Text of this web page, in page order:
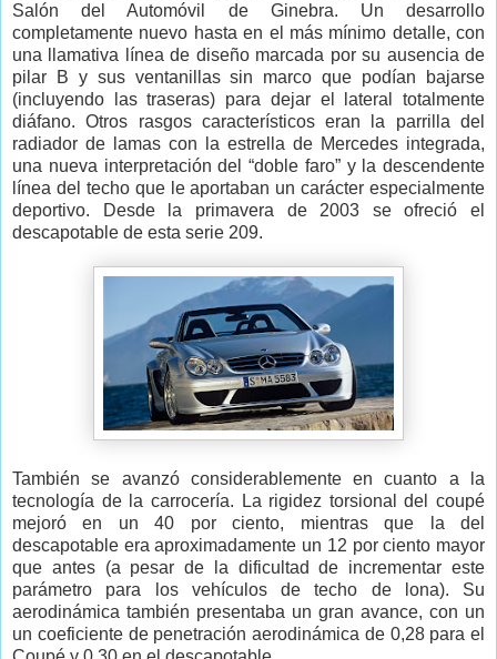
Salón del Automóvil de Ginebra. Un desarrollo
completamente nuevo hasta en el más mínimo detalle, con
una llamativa línea de diseño marcada por su ausencia de
pilar B y sus ventanillas sin marco que podían bajarse
(incluyendo las traseras) para dejar el lateral totalmente
diáfano. Otros rasgos característicos eran la parrilla del
radiador de lamas con la estrella de Mercedes integrada,
una nueva interpretación del “doble faro” y la descendente
línea del techo que le aportaban un carácter especialmente
deportivo. Desde la primavera de 2003 se ofreció el
descapotable de esta serie 209.
También se avanzó considerablemente en cuanto a la
tecnología de la carrocería. La rigidez torsional del coupé
mejoró en un 40 por ciento, mientras que la del
descapotable era aproximadamente un 12 por ciento mayor
que antes (a pesar de la dificultad de incrementar este
parámetro para los vehículos de techo de lona). Su
aerodinámica también presentaba un gran avance, con un
un coeficiente de penetración aerodinámica de 0,28 para el